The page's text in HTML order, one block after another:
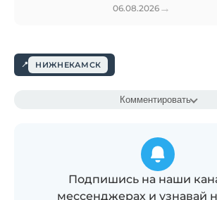
06.08.2026 →
НИЖНЕКАМСК
Комментировать
Подпишись на наши
мессенджерах и узнавай